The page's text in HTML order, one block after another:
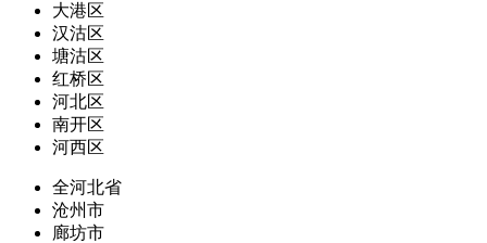
大港区
汉沽区
塘沽区
红桥区
河北区
南开区
河西区
全河北省
沧州市
廊坊市